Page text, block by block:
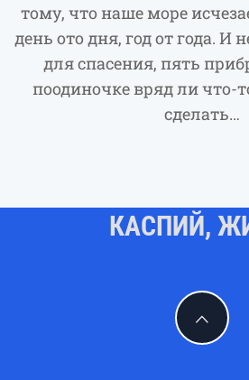
тому, что наше море
день ото дня, год от года. И
для спасения, пять
поодиночке вряд ли что-
сделать…
КАСПИЙ,